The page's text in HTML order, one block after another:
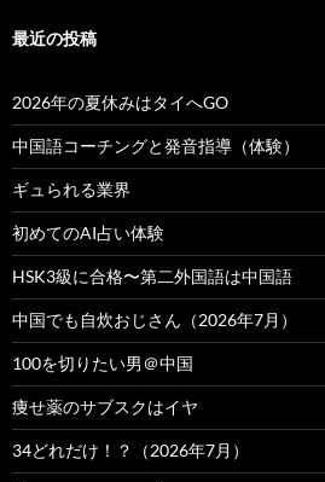
最近の投稿
2026年の夏休みはタイへGO
中国語コーチングと発音指導（体験）
ギュられる業界
初めてのAI占い体験
HSK3級に合格〜第二外国語は中国語
中国でも自炊おじさん（2026年7月）
100を切りたい男＠中国
痩せ薬のサブスクはイヤ
34どれだけ！？（2026年7月）